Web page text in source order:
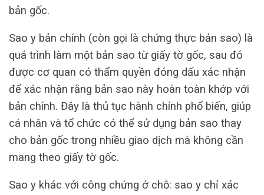
bản gốc.
Sao y bản chính (còn gọi là chứng thực bản sao) là
quá trình làm một bản sao từ giấy tờ gốc, sau đó
được cơ quan có thẩm quyền đóng dấu xác nhận
để xác nhận rằng bản sao này hoàn toàn khớp với
bản chính. Đây là thủ tục hành chính phổ biến, giúp
cá nhân và tổ chức có thể sử dụng bản sao thay
cho bản gốc trong nhiều giao dịch mà không cần
mang theo giấy tờ gốc.
Sao y khác với công chứng ở chỗ: sao y chỉ xác